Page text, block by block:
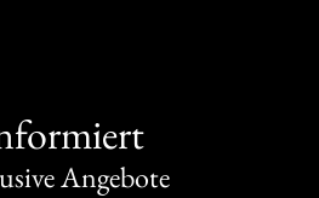
Angebote